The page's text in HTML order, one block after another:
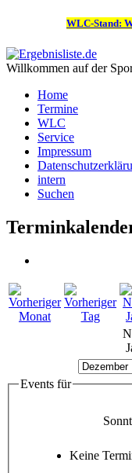
WLC-Stand:
Willkommen auf der
Home
Termine
WLC
Service
Impressum
intern
Suchen
Events für
Keine